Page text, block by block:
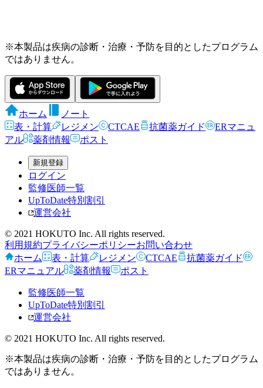
※本製品は疾病の診断・治療・予防を目的としたプログラム
ではありません。
ホーム
ノート
表・計算
レジメン CTCAE 抗菌薬ガイド
ERマニュ
アル
薬剤情報 ポスト
新規登録
ログイン
監修医師一覧
UpToDate特別割引
運営会社
© 2021 HOKUTO Inc. All rights reserved.
利用規約プライバシーポリシーお問い合わせ
ホーム
表・計算 レジメン CTCAE
抗菌薬ガイド
ERマニュアル
薬剤情報 ポスト
監修医師一覧
UpToDate特別割引
運営会社
© 2021 HOKUTO Inc. All rights reserved.
※本製品は疾病の診断・治療・予防を目的としたプログラム
ではありません。